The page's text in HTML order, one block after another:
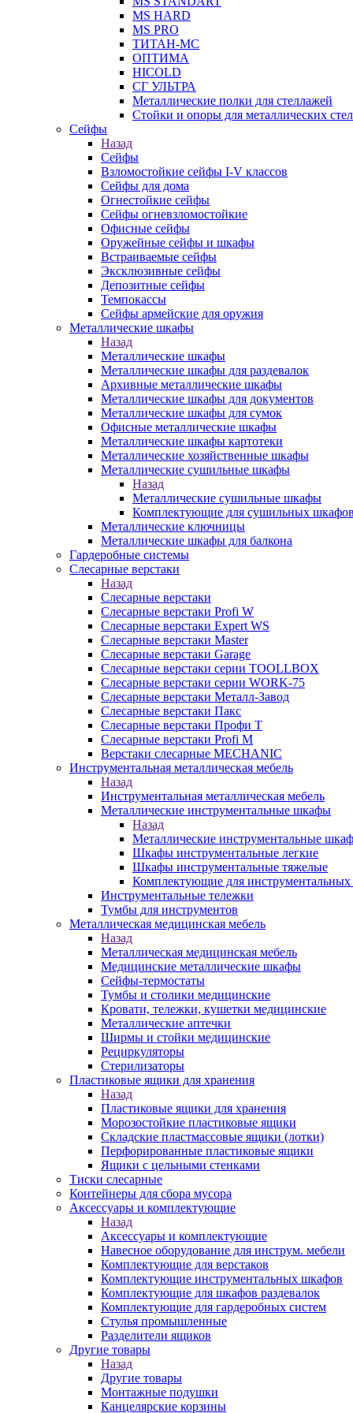
MS HARD
MS PRO
ТИТАН-МС
ОПТИМА
HICOLD
СГ УЛЬТРА
Металлические полки для стеллажей
Стойки и опоры для металлических
Сейфы
Назад
Сейфы
Взломостойкие сейфы I-V классов
Сейфы для дома
Огнестойкие сейфы
Сейфы огневзломостойкие
Офисные сейфы
Оружейные сейфы и шкафы
Встраиваемые сейфы
Эксклюзивные сейфы
Депозитные сейфы
Темпокассы
Сейфы армейские для оружия
Металлические шкафы
Назад
Металлические шкафы
Металлические шкафы для раздевалок
Архивные металлические шкафы
Металлические шкафы для документов
Металлические шкафы для сумок
Офисные металлические шкафы
Металлические шкафы картотеки
Металлические хозяйственные шкафы
Металлические сушильные шкафы
Назад
Металлические сушильные шкафы
Комплектующие для сушильных шкафов
Металлические ключницы
Металлические шкафы для балкона
Гардеробные системы
Слесарные верстаки
Назад
Слесарные верстаки
Слесарные верстаки Profi W
Слесарные верстаки Expert WS
Слесарные верстаки Master
Слесарные верстаки Garage
Слесарные верстаки серии TOOLLBOX
Слесарные верстаки серии WORK-75
Слесарные верстаки Металл-Завод
Слесарные верстаки Пакс
Слесарные верстаки Профи Т
Слесарные верстаки Profi M
Верстаки слесарные MECHANIC
Инструментальная металлическая мебель
Назад
Инструментальная металлическая мебель
Металлические инструментальные шкафы
Назад
Металлические инструментальные
Шкафы инструментальные легкие
Шкафы инструментальные тяжелые
Комплектующие для
Инструментальные тележки
Тумбы для инструментов
Металлическая медицинская мебель
Назад
Металлическая медицинская мебель
Медицинские металлические шкафы
Сейфы-термостаты
Тумбы и столики медицинские
Кровати, тележки, кушетки медицинские
Металлические аптечки
Ширмы и стойки медицинские
Рециркуляторы
Стерилизаторы
Пластиковые ящики для хранения
Назад
Пластиковые ящики для хранения
Морозостойкие пластиковые ящики
Складские пластмассовые ящики (лотки)
Перфорированные пластиковые ящики
Ящики с цельными стенками
Тиски слесарные
Контейнеры для сбора мусора
Аксессуары и комплектующие
Назад
Аксессуары и комплектующие
Навесное оборудование для инструм. мебели
Комплектующие для верстаков
Комплектующие инструментальных шкафов
Комплектующие для шкафов раздевалок
Комплектующие для гардеробных систем
Стулья промышленные
Разделители ящиков
Другие товары
Назад
Другие товары
Монтажные подушки
Канцелярские корзины